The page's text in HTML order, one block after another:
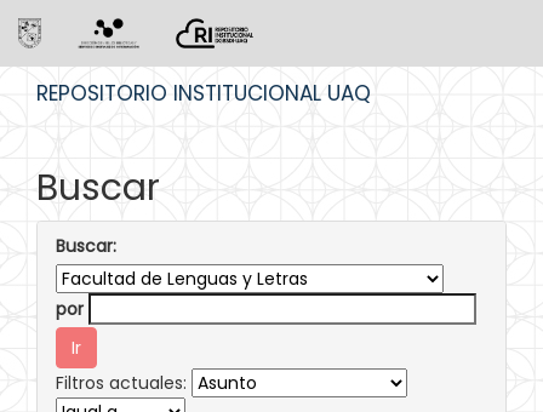
REPOSITORIO INSTITUCIONAL UAQ
Buscar
Buscar:
por
Filtros actuales: